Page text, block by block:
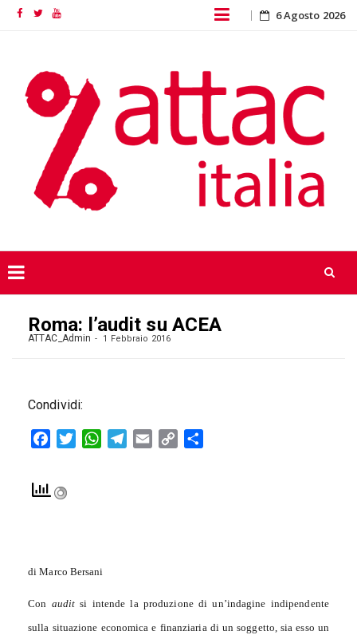
FacebookTwitterYouTube Skip
content
6 Agosto 2026
content
Roma: l’audit su ACEA
ATTAC_Admin 1 Febbraio 2016
Condividi:
FacebookTwitterWhatsAppTelegram
Email
Copy
di Marco Bersani
Con audit si intende la produzione di un’indagine indipendente
sulla situazione economica e finanziaria di un soggetto, sia esso un